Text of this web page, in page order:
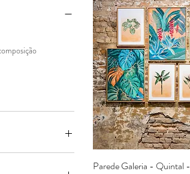
Visualização rápida
Parede Galeria - Quintal -